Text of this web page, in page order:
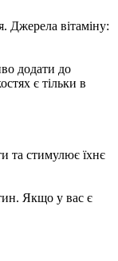
Джерела вітаміну:
додати до
є тільки в
та стимулює їхнє
Якщо у вас є